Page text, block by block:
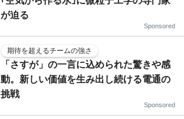
が迫る
Sponsored
期待を超えるチームの強さ
「さすが」の一言に込められた驚きや感
動。新しい価値を生み出し続ける電通の
挑戦
Sponsored